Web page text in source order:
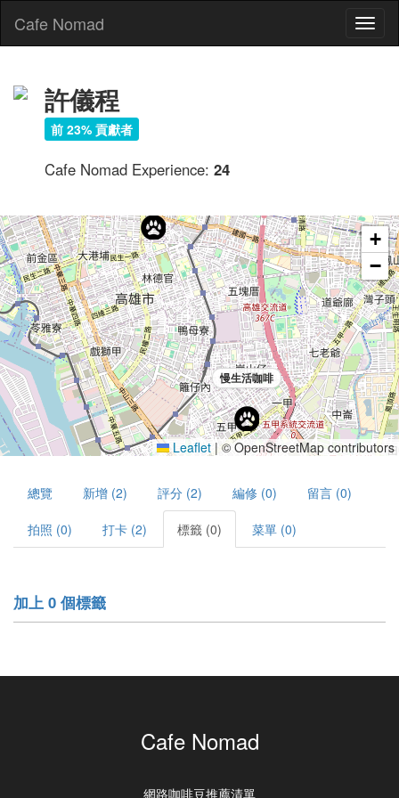
Cafe Nomad
許儀程
前 23% 貢獻者
Cafe Nomad Experience: 24
慢生活咖啡
+
−
Leaflet |© OpenStreetMap contributors
總覽 新增 (2) 評分 (2) 編修 (0) 留言 (0)
拍照 (0) 打卡 (2) 標籤 (0) 菜單 (0)
加上 0 個標籤
Cafe Nomad
網路咖啡豆推薦清單